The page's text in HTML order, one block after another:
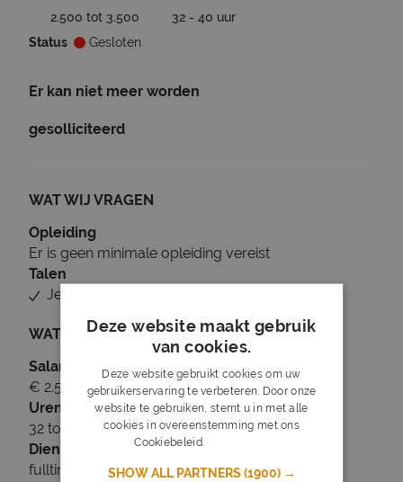
2.500 tot 3.500
32 - 40 uur
Status
Gesloten
Er kan niet meer worden
gesolliciteerd
WAT WIJ VRAGEN
Opleiding
Er is geen minimale opleiding vereist
Talen
Je beheerst Nederlands
WAT WIJ BIEDEN
Salaris
€ 2.500 tot € 3.500
Uren
32 tot 40 uur per week
Dienstverband
fulltime
Deze website maakt gebruik
van cookies.
Deze website gebruikt cookies om uw
gebruikerservaring te verbeteren. Door onze
website te gebruiken, stemt u in met alle
cookies in overeenstemming met ons
Cookiebeleid.
SHOW ALL PARTNERS(1900) →